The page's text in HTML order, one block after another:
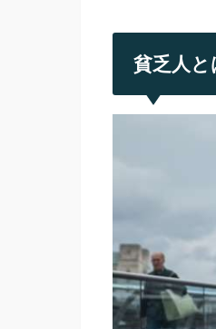
貧乏人と